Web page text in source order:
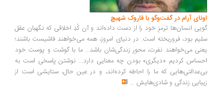
آرام در گفت‌وگو با فاروک شهیچ‭
انسان‌ها ترمزِ خود را از دست داده‌اند و آن کُدِ اخلاقی که نگهبان عقل
بود، فروریخته است. در دنیای امروز، همه می‌خواهند فاشیست باشند؛
می‌خواهند نفرت، محورِ زندگی‌شان باشد... ما با گوشت و پوست خود
کردیم «دیگری» بودن چه معنایی دارد... نوشتن پاسخی است به
که ما را احاطه کرده‌اند، و در عین حال، ستایشی است از
زندگی و شادی‌هایش...